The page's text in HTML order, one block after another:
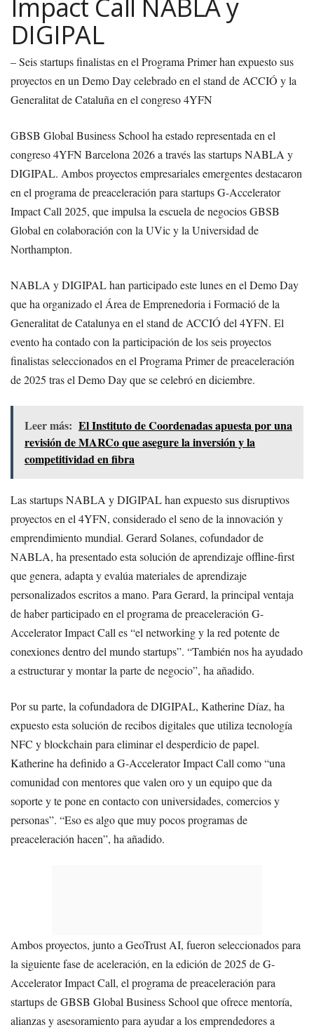
Impact Call NABLA y
DIGIPAL
– Seis startups finalistas en el Programa Primer han expuesto sus
proyectos en un Demo Day celebrado en el stand de ACCIÓ y la
Generalitat de Cataluña en el congreso 4YFN
GBSB Global Business School ha estado representada en el
congreso 4YFN Barcelona 2026 a través las startups NABLA y
DIGIPAL. Ambos proyectos empresariales emergentes destacaron
en el programa de preaceleración para startups G-Accelerator
Impact Call 2025, que impulsa la escuela de negocios GBSB
Global en colaboración con la UVic y la Universidad de
Northampton.
NABLA y DIGIPAL han participado este lunes en el Demo Day
que ha organizado el Área de Emprenedoria i Formació de la
Generalitat de Catalunya en el stand de ACCIÓ del 4YFN. El
evento ha contado con la participación de los seis proyectos
finalistas seleccionados en el Programa Primer de preaceleración
de 2025 tras el Demo Day que se celebró en diciembre.
Leer más: El Instituto de Coordenadas apuesta por una
revisión de MARCo que asegure la inversión y la
competitividad en fibra
Las startups NABLA y DIGIPAL han expuesto sus disruptivos
proyectos en el 4YFN, considerado el seno de la innovación y
emprendimiento mundial. Gerard Solanes, cofundador de
NABLA, ha presentado esta solución de aprendizaje offline-first
que genera, adapta y evalúa materiales de aprendizaje
personalizados escritos a mano. Para Gerard, la principal ventaja
de haber participado en el programa de preaceleración G-
Accelerator Impact Call es “el networking y la red potente de
conexiones dentro del mundo startups”. “También nos ha ayudado
a estructurar y montar la parte de negocio”, ha añadido.
Por su parte, la cofundadora de DIGIPAL, Katherine Díaz, ha
expuesto esta solución de recibos digitales que utiliza tecnología
NFC y blockchain para eliminar el desperdicio de papel.
Katherine ha definido a G-Accelerator Impact Call como “una
comunidad con mentores que valen oro y un equipo que da
soporte y te pone en contacto con universidades, comercios y
personas”. “Eso es algo que muy pocos programas de
preaceleración hacen”, ha añadido.
Ambos proyectos, junto a GeoTrust AI, fueron seleccionados para
la siguiente fase de aceleración, en la edición de 2025 de G-
Accelerator Impact Call, el programa de preaceleración para
startups de GBSB Global Business School que ofrece mentoría,
alianzas y asesoramiento para ayudar a los emprendedores a